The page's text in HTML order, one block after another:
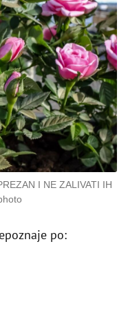
I NE ZALIVATI IH
po: